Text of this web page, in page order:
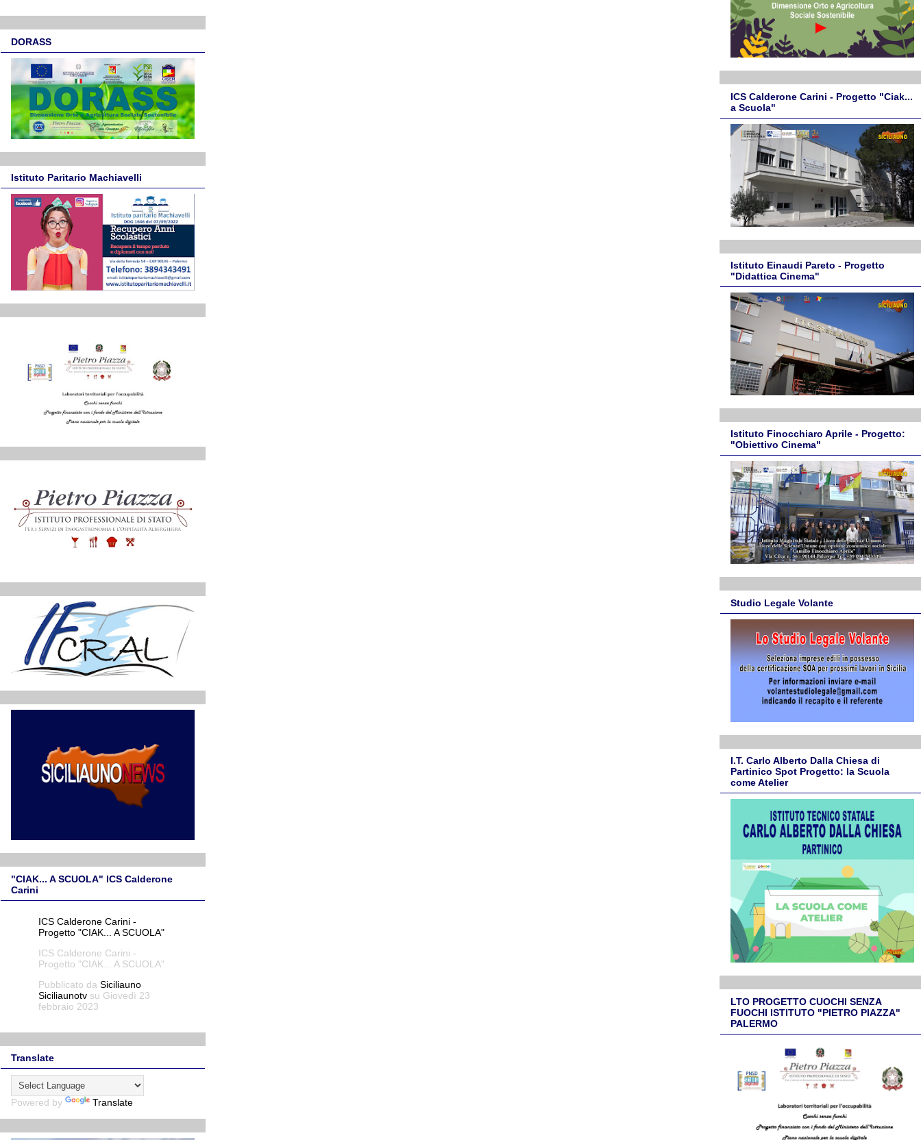
DORASS
Istituto Paritario Machiavelli
"CIAK... A SCUOLA" ICS Calderone
Carini
Translate
Powered by Translate
ICS Calderone Carini - Progetto "Ciak...
a Scuola"
Istituto Einaudi Pareto - Progetto
"Didattica Cinema"
Istituto Finocchiaro Aprile - Progetto:
"Obiettivo Cinema"
Studio Legale Volante
I.T. Carlo Alberto Dalla Chiesa di
Partinico Spot Progetto: la Scuola
come Atelier
LTO PROGETTO CUOCHI SENZA
FUOCHI ISTITUTO "PIETRO PIAZZA"
PALERMO